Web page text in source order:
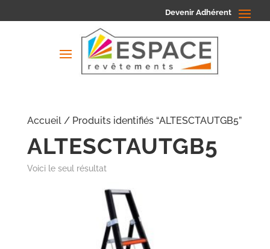
Devenir Adhérent
Accueil/ Produits identifiés “ALTESCTAUTGB5”
ALTESCTAUTGB5
Voici le seul résultat